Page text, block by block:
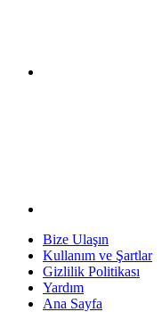
Bize Ulaşın
Kullanım ve Şartlar
Gizlilik Politikası
Yardım
Ana Sayfa